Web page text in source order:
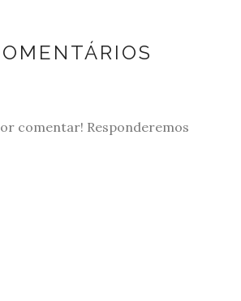
comentar! Responderemos